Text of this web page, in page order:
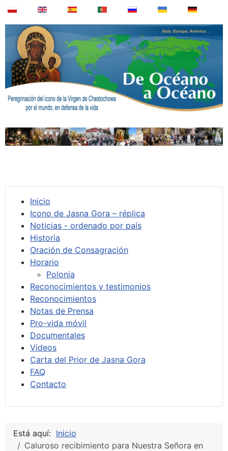
Inicio
Icono de Jasna Gora – réplica
Noticias - ordenado por país
Historia
Oración de Consagración
Horario
Polonia
Reconocimientos y testimonios
Reconocimientos
Notas de Prensa
Pro-vida móvil
Documentales
Videos
Carta del Prior de Jasna Gora
FAQ
Contacto
Está aquí: Inicio
Caluroso recibimiento para Nuestra Señora en